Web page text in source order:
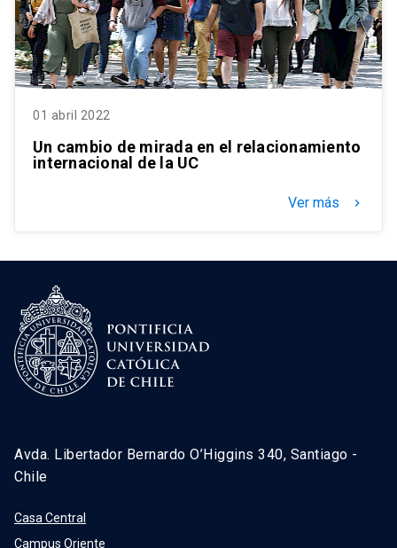
01 abril 2022
Un cambio de mirada en el relacionamiento
internacional de la UC
Ver más keyboard_arrow_right
Avda. Libertador Bernardo O’Higgins 340, Santiago -
Chile
Casa Central
Campus Oriente